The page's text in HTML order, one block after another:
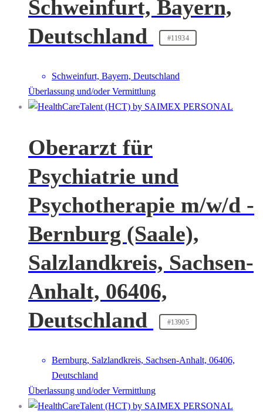
Schweinfurt, Bayern,
Deutschland
#11934
Schweinfurt, Bayern, Deutschland
Überlassung und/oder Vermittlung
Oberarzt für
Psychiatrie und
Psychotherapie m/w/d -
Bernburg (Saale),
Salzlandkreis, Sachsen-
Anhalt, 06406,
Deutschland
#13905
Bernburg, Salzlandkreis, Sachsen-Anhalt, 06406,
Deutschland
Überlassung und/oder Vermittlung